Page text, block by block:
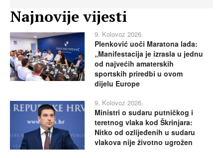
Najnovije vijesti
9. Kolovoz 2026.
Plenković uoči Maratona lađa:
„Manifestacija je izrasla u jednu
od najvećih amaterskih
sportskih priredbi u ovom
dijelu Europe
9. Kolovoz 2026.
Ministri o sudaru putničkog i
teretnog vlaka kod Škrinjara:
Nitko od ozlijeđenih u sudaru
vlakova nije životno ugrožen